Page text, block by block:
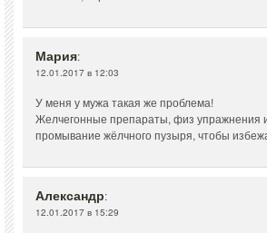
Мария:
12.01.2017 в 12:03
У меня у мужа такая же проблема!
Желчегонные препараты, физ упражнения
промывание жёлчного пузыря, чтобы
Александр:
12.01.2017 в 15:29